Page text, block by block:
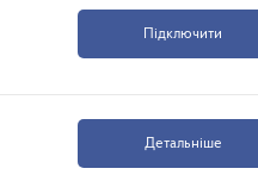
Підключити
Детальніше